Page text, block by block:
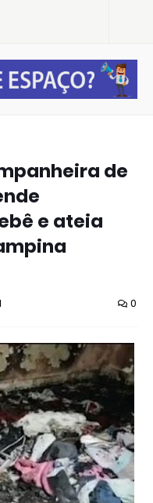
de
e ateia
0